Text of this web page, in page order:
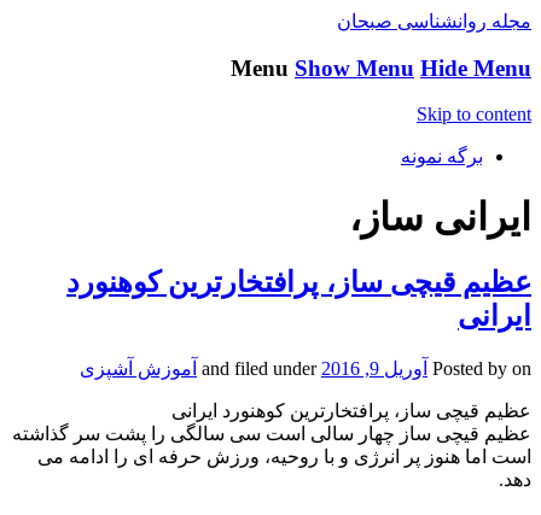
مجله روانشناسی صبحان
Menu Show Menu Hide Menu
Skip to content
برگه نمونه
ایرانی ساز،
عظیم قیچی ساز، پرافتخارترین کوهنورد
ایرانی
Posted by on آوریل 9, 2016 and filed under آموزش آشپزی
عظیم قیچی ساز، پرافتخارترین کوهنورد ایرانی
عظیم قیچی ساز چهار سالی است سی سالگی را پشت سر گذاشته
است اما هنوز پر انرژی و با روحیه، ورزش حرفه ای را ادامه می
دهد.